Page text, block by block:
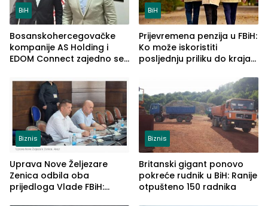
BiH
Bosanskohercegovačke
kompanije AS Holding i
EDOM Connect zajedno se
BiH
Prijevremena penzija u FBiH:
Ko može iskoristiti
posljednju priliku do kraja
Biznis
Uprava Nove Željezare
Zenica odbila oba
prijedloga Vlade FBiH:
Biznis
Britanski gigant ponovo
pokreće rudnik u BiH: Ranije
otpušteno 150 radnika